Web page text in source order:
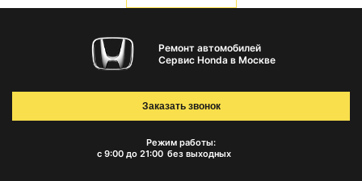
Ремонт автомобилей
Сервис Honda в Москве
Режим работы:
с 9:00 до 21:00 без выходных
Заказать звонок